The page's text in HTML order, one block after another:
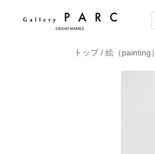
トップ/ 絵（painting）